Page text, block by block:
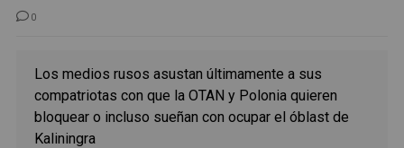
0
Los medios rusos asustan últimamente a sus
compatriotas con que la OTAN y Polonia quieren
bloquear o incluso sueñan con ocupar el óblast de
Kaliningra